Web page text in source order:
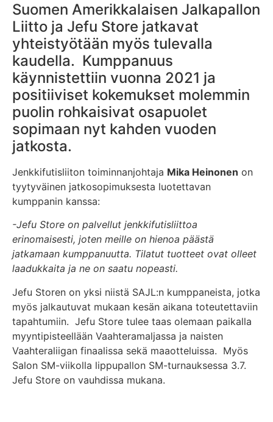
Suomen Amerikkalaisen Jalkapallon
Liitto ja Jefu Store jatkavat
yhteistyötään myös tulevalla
kaudella. Kumppanuus
käynnistettiin vuonna 2021 ja
positiiviset kokemukset molemmin
puolin rohkaisivat osapuolet
sopimaan nyt kahden vuoden
jatkosta.
Jenkkifutisliiton toiminnanjohtaja Mika Heinonen on
tyytyväinen jatkosopimuksesta luotettavan
kumppanin kanssa:
-Jefu Store on palvellut jenkkifutisliittoa
erinomaisesti, joten meille on hienoa päästä
jatkamaan kumppanuutta. Tilatut tuotteet ovat olleet
laadukkaita ja ne on saatu nopeasti.
Jefu Storen on yksi niistä SAJL:n kumppaneista, jotka
myös jalkautuvat mukaan kesän aikana toteutettaviin
tapahtumiin. Jefu Store tulee taas olemaan paikalla
myyntipisteellään Vaahteramaljassa ja naisten
Vaahteraliigan finaalissa sekä maaotteluissa. Myös
Salon SM-viikolla lippupallon SM-turnauksessa 3.7.
Jefu Store on vauhdissa mukana.